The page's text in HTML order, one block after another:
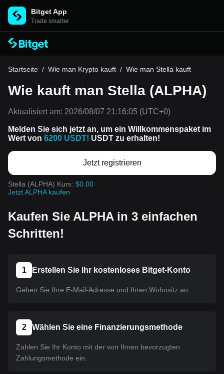
Bitget App
Trade smarter
Startseite / Wie man Krypto kauft / Wie man Stella kauft
Wie kauft man Stella (ALPHA)
Aktualisiert am: 2026/08/07 21:16:05 (UTC+0)
Melden Sie sich jetzt an, um ein Willkommenspaket im
Wert von 6200 USDT! USDT zu erhalten!
Jetzt registrieren
Stella (ALPHA) Kurs: $0.00
Jetzt ALPHA kaufen
Kaufen Sie ALPHA in 3 einfachen
Schritten!
1 Erstellen Sie Ihr kostenloses Bitget-Konto
Geben Sie Ihre E-Mail-Adresse und Ihren Wohnsitz an.
2 Wählen Sie eine Finanzierungsmethode
Zahlen Sie Ihr Konto mit der von Ihnen bevorzugten
Zahlungsmethode ein.